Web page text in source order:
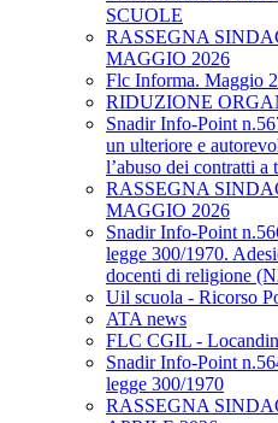
SCUOLE
RASSEGNA
MAGGIO 2026
Flc Informa. Maggio
RIDUZIONE
Snadir Info-Point
un ulteriore e
l’abuso dei contratti a
RASSEGNA
MAGGIO 2026
Snadir Info-Point
legge 300/1970.
docenti di religione
Uil scuola - Ricorso
ATA news
FLC CGIL -
Snadir Info-Point
legge 300/1970
RASSEGNA